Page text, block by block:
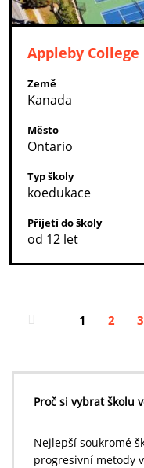
Appleby College
Země
Kanada
Město
Ontario
Typ školy
koedukace
Přijetí do školy
od 12 let
1 2 3
Proč si vybrat školu
Nejlepší soukromé
progresivní metody